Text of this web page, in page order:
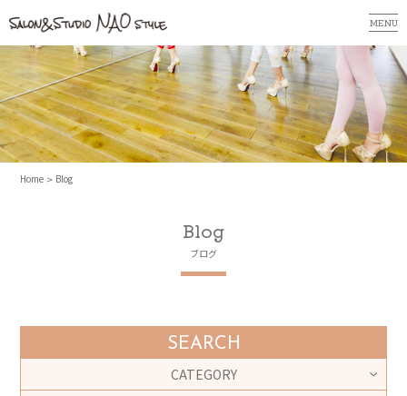
MENU
Home Blog
Blog
ブログ
SEARCH
CATEGORY